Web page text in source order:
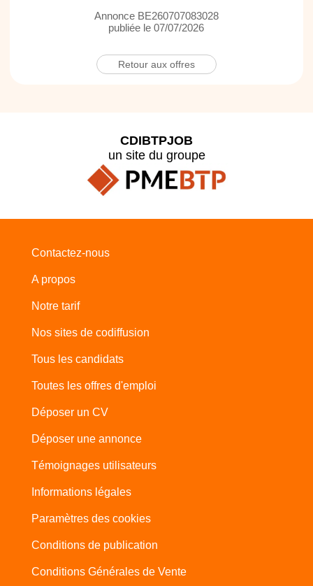
Annonce BE260707083028
publiée le 07/07/2026
Retour aux offres
CDIBTPJOB
un site du groupe
Contactez-nous
A propos
Notre tarif
Nos sites de codiffusion
Tous les candidats
Toutes les offres d'emploi
Déposer un CV
Déposer une annonce
Témoignages utilisateurs
Informations légales
Paramètres des cookies
Conditions de publication
Conditions Générales de Vente